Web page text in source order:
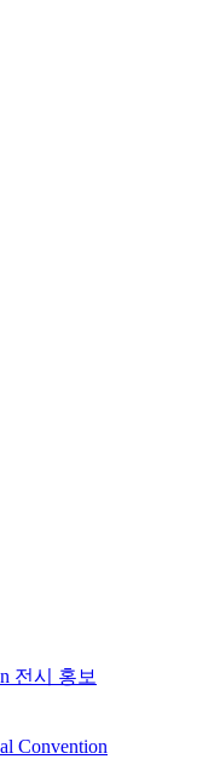
전시 홍보
Convention